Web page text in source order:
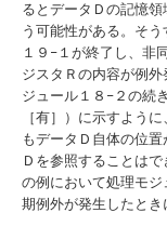
るとデータＤの記憶
う可能性がある。そ
１９−１が終了し、非
ジスタＲの内容が例
ジュール１８−２の続
［有］）に示すよう
もデータＤ自体の位
Ｄを参照することは
の例において処理モ
期例外が発生したとき